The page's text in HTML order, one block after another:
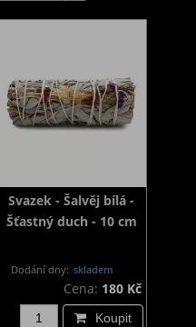
Svazek - Šalvěj bílá -
Šťastný duch - 10 cm
Dodání dny: skladem
Cena: 180 Kč
Koupit